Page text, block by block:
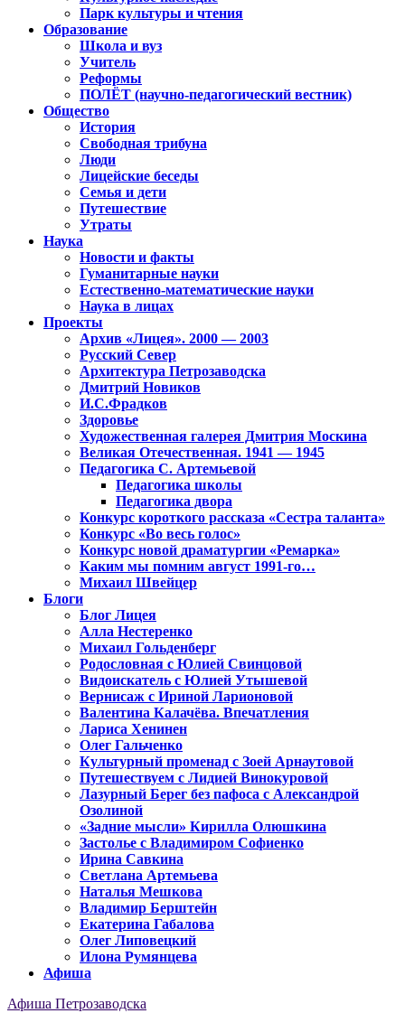
Парк культуры и чтения
Образование
Школа и вуз
Учитель
Реформы
ПОЛЁТ (научно-педагогический вестник)
Общество
История
Свободная трибуна
Люди
Лицейские беседы
Семья и дети
Путешествие
Утраты
Наука
Новости и факты
Гуманитарные науки
Естественно-математические науки
Наука в лицах
Проекты
Архив «Лицея». 2000 — 2003
Русский Север
Архитектура Петрозаводска
Дмитрий Новиков
И.С.Фрадков
Здоровье
Художественная галерея Дмитрия Москина
Великая Отечественная. 1941 — 1945
Педагогика С. Артемьевой
Педагогика школы
Педагогика двора
Конкурс короткого рассказа «Сестра таланта»
Конкурс «Во весь голос»
Конкурс новой драматургии «Ремарка»
Каким мы помним август 1991-го…
Михаил Швейцер
Блоги
Блог Лицея
Алла Нестеренко
Михаил Гольденберг
Родословная с Юлией Свинцовой
Видоискатель с Юлией Утышевой
Вернисаж с Ириной Ларионовой
Валентина Калачёва. Впечатления
Лариса Хенинен
Олег Гальченко
Культурный променад с Зоей Арнаутовой
Путешествуем с Лидией Винокуровой
Лазурный Берег без пафоса с Александрой
Озолиной
«Задние мысли» Кирилла Олюшкина
Застолье с Владимиром Софиенко
Ирина Савкина
Светлана Артемьева
Наталья Мешкова
Владимир Берштейн
Екатерина Габалова
Олег Липовецкий
Илона Румянцева
Афиша
Афиша Петрозаводска